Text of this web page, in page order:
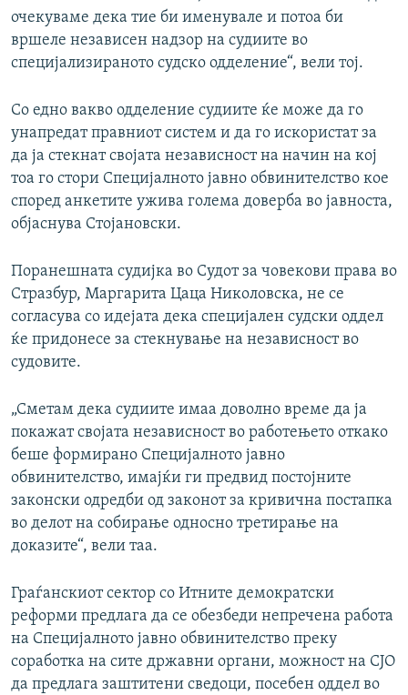
очекуваме дека тие би именувале и потоа би
вршеле независен надзор на судиите во
специјализираното судско одделение“, вели тој.
Со едно вакво одделение судиите ќе може да го
унапредат правниот систем и да го искористат за
да ја стекнат својата независност на начин на кој
тоа го стори Специјалното јавно обвинителство кое
според анкетите ужива голема доверба во јавноста,
објаснува Стојановски.
Поранешната судијка во Судот за човекови права во
Стразбур, Маргарита Цаца Николовска, не се
согласува со идејата дека специјален судски оддел
ќе придонесе за стекнување на независност во
судовите.
„Сметам дека судиите имаа доволно време да ја
покажат својата независност во работењето откако
беше формирано Специјалното јавно
обвинителство, имајќи ги предвид постојните
законски одредби од законот за кривична постапка
во делот на собирање односно третирање на
доказите“, вели таа.
Граѓанскиот сектор со Итните демократски
реформи предлага да се обезбеди непречена работа
на Специјалното јавно обвинителство преку
соработка на сите државни органи, можност на СЈО
да предлага заштитени сведоци, посебен оддел во